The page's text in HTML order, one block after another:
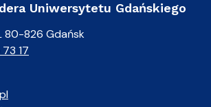
Uniwersytetu Gdańskiego
80-826 Gdańsk
17